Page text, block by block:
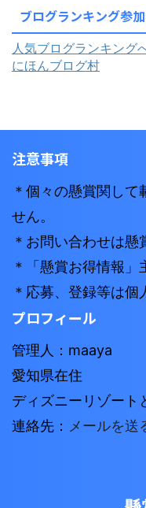
ブログランキング参
人気ブログランキング
にほんブログ村
注意事項
＊個々の懸賞関して
せん。
＊お問い合わせは懸
＊「懸賞お得情報」
＊応募、登録等は個
プロフィール
管理人：maaya
愛知県在住
ディズニーリゾート
連絡先： メールを送